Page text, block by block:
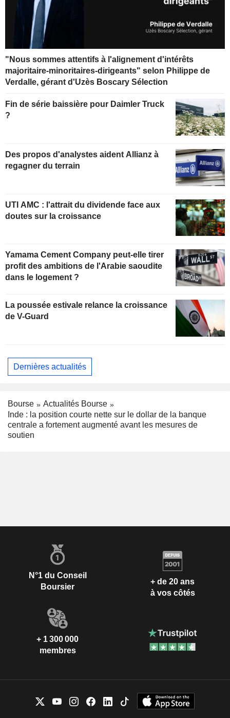
"Nous sommes attentifs à l'alignement d'intérêts
majoritaire-minoritaires-dirigeants" selon Philippe de
Verdalle, gérant d'Uzès Boscary Sélection
Fin de série baissière pour Daimler Truck
?
Des propos d'analystes aident Allianz à
regagner du terrain
UTI AMC : l'attrait du dividende face aux
doutes sur la croissance
Yamama Cement Company peut-elle tirer
profit des ambitions de l'Arabie saoudite
dans le logement ?
La poussée estivale relance la croissance
de V-Guard
Dernières actualités
Bourse
Actualités Bourse
Inde : la position courte nette sur le dollar de la banque
centrale a fortement augmenté avant les mesures de
soutien
N°1 du Conseil
Boursier
+ de 20 ans
à vos côtés
+ 1 300 000
membres